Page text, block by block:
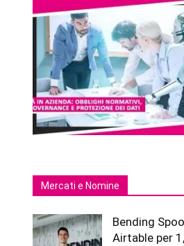
Mercati e Nomine
Bending
Airtable per